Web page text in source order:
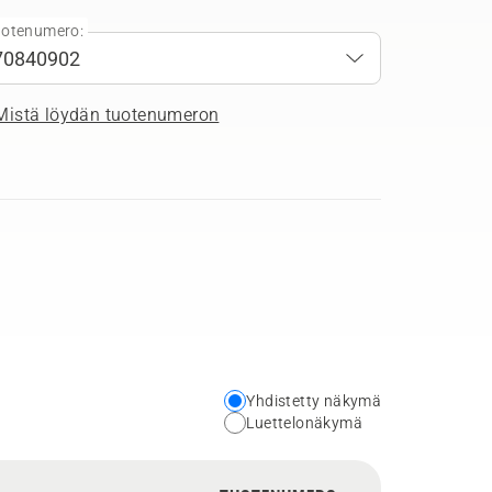
löydän tuotenumeron
Choose
your
Yhdistetty näkymä
Luettelonäkymä